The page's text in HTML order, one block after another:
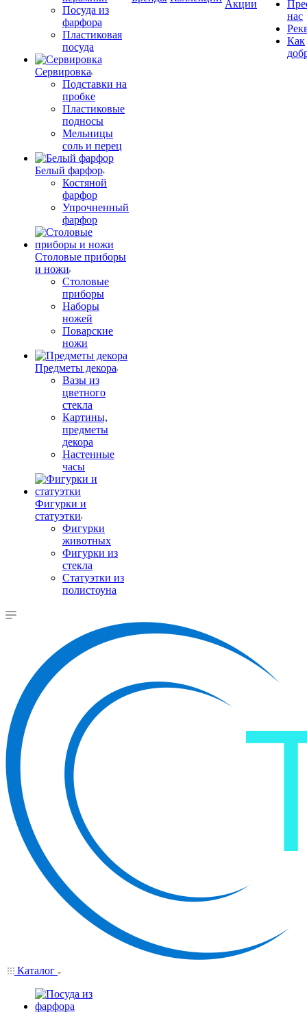
Посуда из
фарфора
Пластиковая
посуда
Сервировка
Подставки на
пробке
Пластиковые
подносы
Мельницы
соль и перец
Белый фарфор
Костяной
фарфор
Упрочненный
фарфор
Столовые приборы
и ножи
Столовые
приборы
Наборы
ножей
Поварские
ножи
Предметы декора
Вазы из
цветного
стекла
Картины,
предметы
декора
Настенные
часы
Фигурки и
статуэтки
Фигурки
животных
Фигурки из
стекла
Статуэтки из
полистоуна
Акции
нас
Как
Каталог